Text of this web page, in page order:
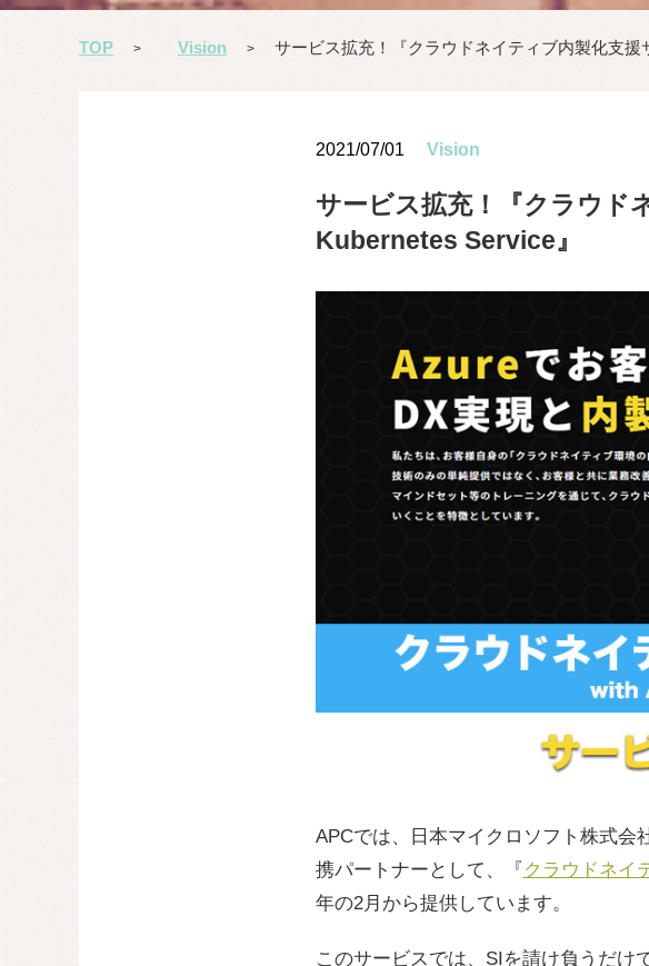
TOP > Vision > サービス拡充！『クラウドネイティブ内製化支援
2021/07/01 Vision
サービス拡充！『クラウド
Kubernetes Service』
APCでは、日本マイクロソフト株式会
携パートナーとして、『 クラウドネイ
年の2月から提供しています。
このサービスでは、SIを請け負うだけ